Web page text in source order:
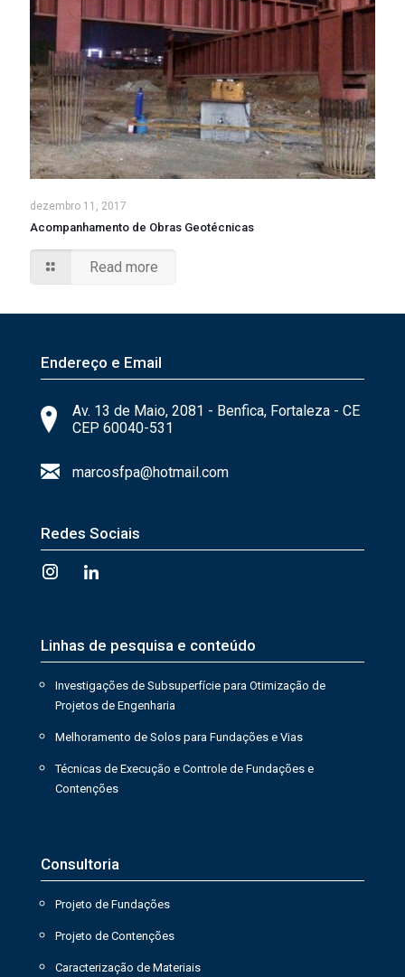
dezembro 11, 2017
Acompanhamento de Obras Geotécnicas
Read more
Endereço e Email
Av. 13 de Maio, 2081 - Benfica, Fortaleza - CE
CEP 60040-531
marcosfpa@hotmail.com
Redes Sociais
Linhas de pesquisa e conteúdo
Investigações de Subsuperfície para Otimização de
Projetos de Engenharia
Melhoramento de Solos para Fundações e Vias
Técnicas de Execução e Controle de Fundações e
Contenções
Consultoria
Projeto de Fundações
Projeto de Contenções
Caracterização de Materiais